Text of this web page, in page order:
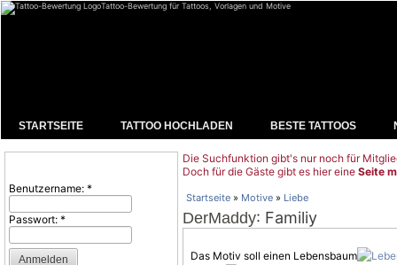
Tattoo-Bewertung für Tattoos, Vorlagen und Motive
STARTSEITE TATTOO HOCHLADEN BESTE TATTOOS
Benutzername: *
Passwort: *
Die Suchfunktion gibt's nur noch für
Doch für die Gäste gibt es hier eine Seite
Startseite » Motive » Liebe
DerMaddy: Familiy
Das Motiv soll einen Lebensbaum